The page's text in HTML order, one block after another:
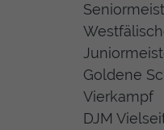
Goldene
Vierkampf
DJM